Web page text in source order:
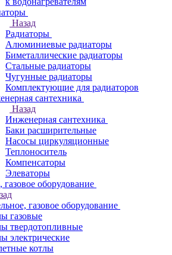
Назад
Радиаторы
Алюминиевые радиаторы
Биметаллические радиаторы
Стальные радиаторы
Чугунные радиаторы
Комплектующие для радиаторов
сантехника
Назад
Инженерная сантехника
Баки расширительные
Насосы циркуляционные
Теплоноситель
Компенсаторы
Элеваторы
газовое оборудование
газовое оборудование
газовые
твердотопливные
электрические
котлы